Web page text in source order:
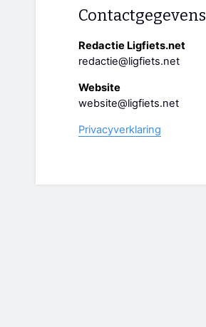
Contactgegevens
Redactie Ligfiets.net
redactie@ligfiets.net
Website
website@ligfiets.net
Privacyverklaring